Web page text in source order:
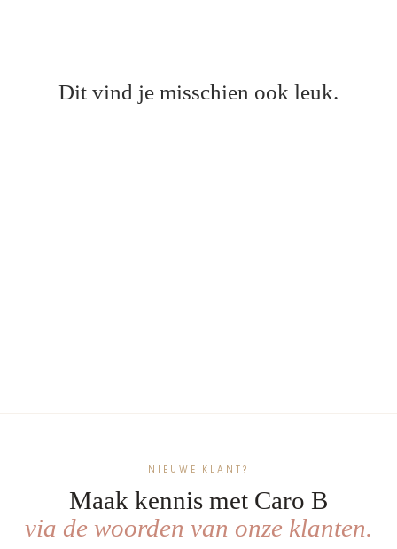
Dit vind je misschien ook leuk.
NIEUWE KLANT?
Maak kennis met Caro B
via de woorden van onze klanten.